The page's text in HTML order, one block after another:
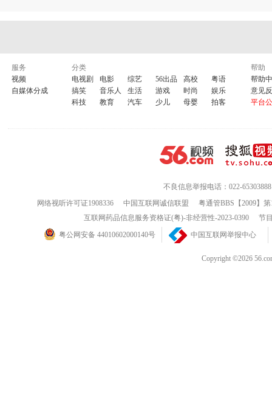
服务
视频
自媒体分成
分类
电视剧
电影 综艺 56出品 高校
粤语
搞笑
音乐人 生活 游戏 时尚
娱乐
科技
教育 汽车 少儿 母婴 拍客
帮助
帮助
意见
平台
不良信息举报电话：022-65303888
网络视听许可证1908336
中国互联网诚信联盟
粤通管BBS【2009】
互联网药品信息服务资格证(粤)-非经营性-2023-0390
节
粤公网安备 44010602000140号
中国互联网举报中心
Copyright ©2026